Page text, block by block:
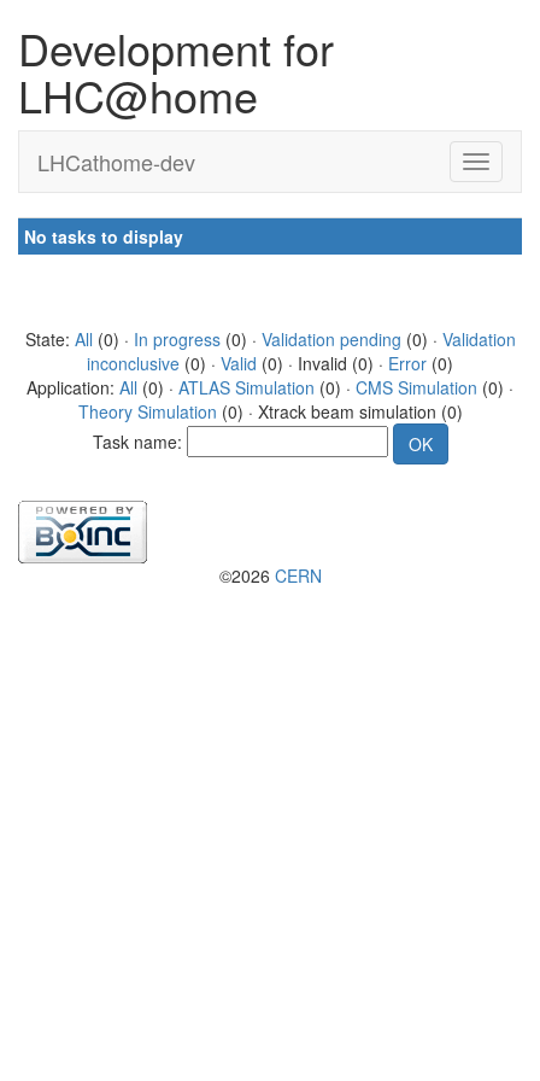
Development for
LHC@home
LHCathome-dev
No tasks to display
State: All (0) · In progress(0) · Validation pending (0) · Validation
inconclusive (0) · Valid (0) · Invalid (0) · Error (0)
Application: All (0) · ATLAS Simulation (0) · CMS Simulation (0) ·
Theory Simulation (0) · Xtrack beam simulation (0)
Task name:
©2026 CERN